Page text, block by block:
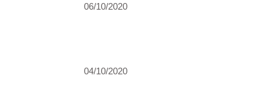
06/10/2020
04/10/2020